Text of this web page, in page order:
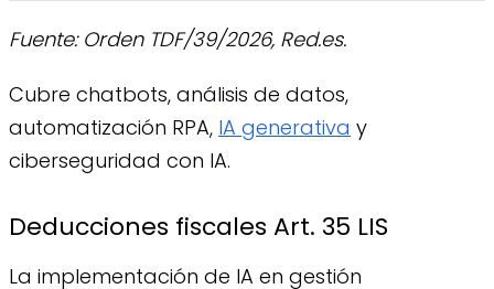
Fuente: Orden TDF/39/2026, Red.es.
Cubre chatbots, análisis de datos,
automatización RPA, IA generativa y
ciberseguridad con IA.
Deducciones fiscales Art. 35 LIS
La implementación de IA en gestión